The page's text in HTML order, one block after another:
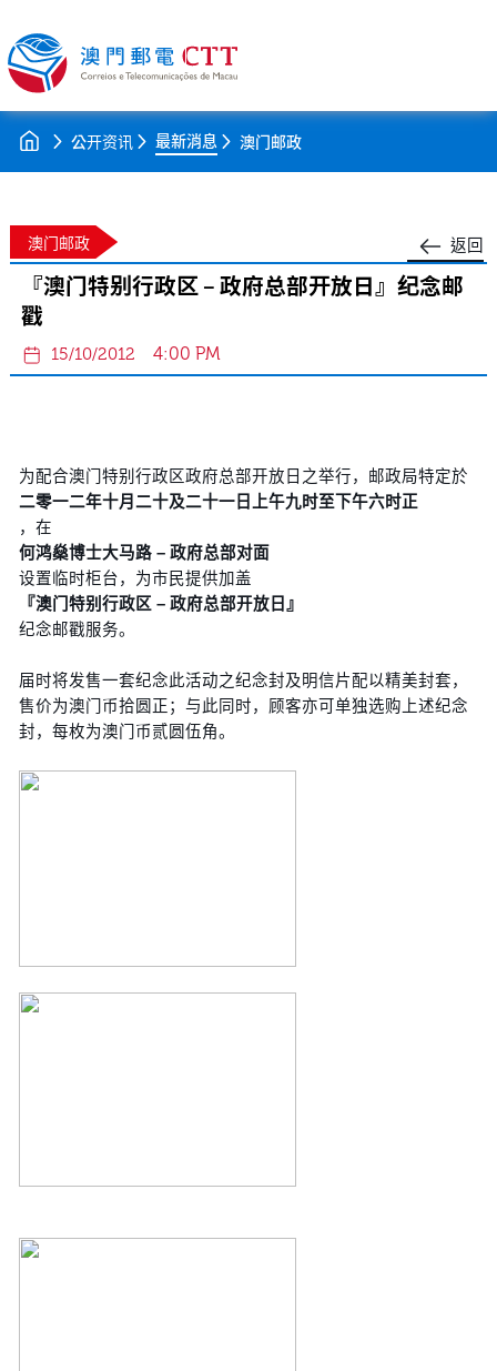
公开资讯 最新消息 澳门邮政
返回
澳门邮政
『澳门特别行政区 – 政府总部开放日』纪念邮
戳
15/10/2012 4:00 PM
为配合澳门特别行政区政府总部开放日之举行，邮政局特定於
二零一二年十月二十及二十一日上午九时至下午六时正
，在
何鸿燊博士大马路 – 政府总部对面
设置临时柜台，为市民提供加盖
『澳门特别行政区 – 政府总部开放日』
纪念邮戳服务。
届时将发售一套纪念此活动之纪念封及明信片配以精美封套，
售价为澳门币拾圆正；与此同时，顾客亦可单独选购上述纪念
封，每枚为澳门币贰圆伍角。